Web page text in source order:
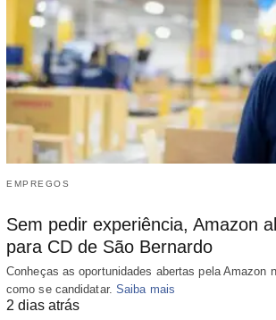
EMPREGOS
Sem pedir experiência, Amazon
para CD de São Bernardo
Conheças as oportunidades abertas pela Amazon
como se candidatar. Saiba mais
2 dias atrás